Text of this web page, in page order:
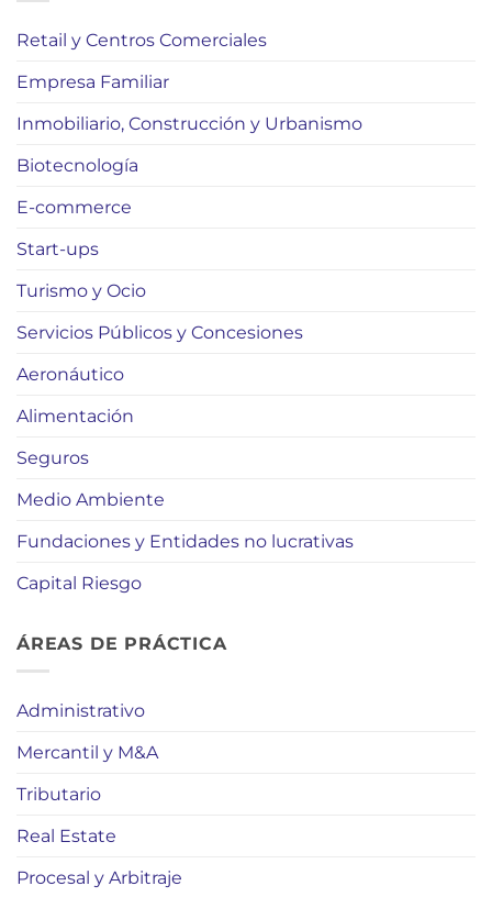
Retail y Centros Comerciales
Empresa Familiar
Inmobiliario, Construcción y Urbanismo
Biotecnología
E-commerce
Start-ups
Turismo y Ocio
Servicios Públicos y Concesiones
Aeronáutico
Alimentación
Seguros
Medio Ambiente
Fundaciones y Entidades no lucrativas
Capital Riesgo
ÁREAS DE PRÁCTICA
Administrativo
Mercantil y M&A
Tributario
Real Estate
Procesal y Arbitraje